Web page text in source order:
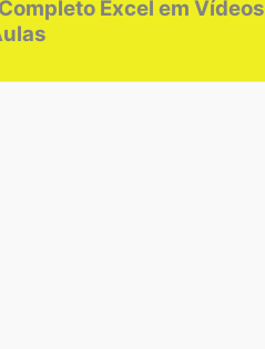
Excel em Vídeos